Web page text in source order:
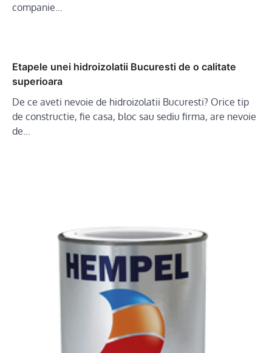
companie…
Etapele unei hidroizolatii Bucuresti de o calitate
superioara
De ce aveti nevoie de hidroizolatii Bucuresti? Orice tip
de constructie, fie casa, bloc sau sediu firma, are nevoie
de…